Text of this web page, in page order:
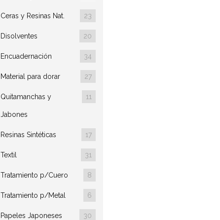
Ceras y Resinas Nat. 23
Disolventes 20
Encuadernación 34
Material para dorar 27
Quitamanchas y
Jabones
11
Resinas Sintéticas 17
Textil 31
Tratamiento p/Cuero 8
Tratamiento p/Metal 6
Papeles Japoneses 30